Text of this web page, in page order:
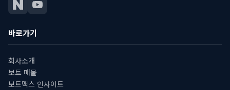
바로가기
회사소개
보트 매물
보트맥스 인사이트